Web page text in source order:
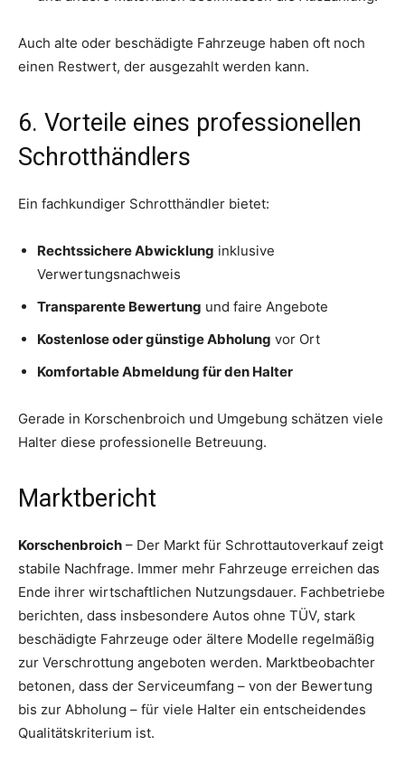
Auch alte oder beschädigte Fahrzeuge haben oft noch
einen Restwert, der ausgezahlt werden kann.
6. Vorteile eines professionellen
Schrotthändlers
Ein fachkundiger Schrotthändler bietet:
Rechtssichere Abwicklung inklusive
Verwertungsnachweis
Transparente Bewertung und faire Angebote
Kostenlose oder günstige Abholung vor Ort
Komfortable Abmeldung für den Halter
Gerade in Korschenbroich und Umgebung schätzen viele
Halter diese professionelle Betreuung.
Marktbericht
Korschenbroich – Der Markt für Schrottautoverkauf zeigt
stabile Nachfrage. Immer mehr Fahrzeuge erreichen das
Ende ihrer wirtschaftlichen Nutzungsdauer. Fachbetriebe
berichten, dass insbesondere Autos ohne TÜV, stark
beschädigte Fahrzeuge oder ältere Modelle regelmäßig
zur Verschrottung angeboten werden. Marktbeobachter
betonen, dass der Serviceumfang – von der Bewertung
bis zur Abholung – für viele Halter ein entscheidendes
Qualitätskriterium ist.